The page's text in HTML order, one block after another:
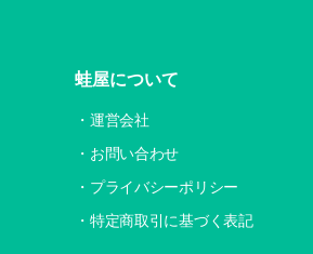
蛙屋について
運営会社
お問い合わせ
プライバシーポリシー
特定商取引に基づく表記